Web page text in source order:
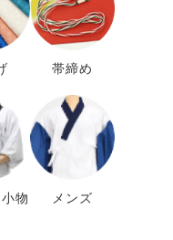
帯締め
物 メンズ